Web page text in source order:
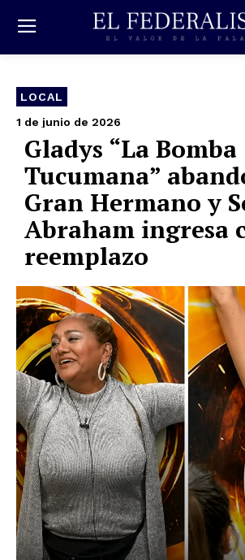
LOCAL
1 de junio de 2026
Gladys “La Bomba
Tucumana”
Gran Hermano y
Abraham ingresa
reemplazo